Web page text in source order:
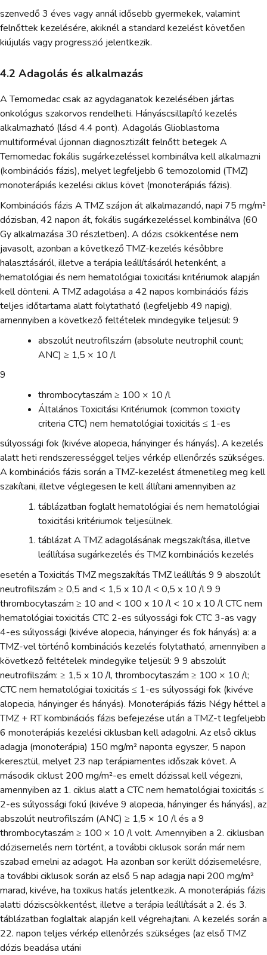
szenvedő 3 éves vagy annál idősebb gyermekek, valamint
felnőttek kezelésére, akiknél a standard kezelést követően
kiújulás vagy progresszió jelentkezik.
4.2 Adagolás és alkalmazás
A Temomedac csak az agydaganatok kezelésében jártas
onkológus szakorvos rendelheti. Hányáscsillapító kezelés
alkalmazható (lásd 4.4 pont). Adagolás Glioblastoma
multiforméval újonnan diagnosztizált felnőtt betegek A
Temomedac fokális sugárkezeléssel kombinálva kell alkalmazni
(kombinációs fázis), melyet legfeljebb 6 temozolomid (TMZ)
monoterápiás kezelési ciklus követ (monoterápiás fázis).
Kombinációs fázis A TMZ szájon át alkalmazandó, napi 75 mg/m²
dózisban, 42 napon át, fokális sugárkezeléssel kombinálva (60
Gy alkalmazása 30 részletben). A dózis csökkentése nem
javasolt, azonban a következő TMZ-kezelés későbbre
halasztásáról, illetve a terápia leállításáról hetenként, a
hematológiai és nem hematológiai toxicitási kritériumok alapján
kell dönteni. A TMZ adagolása a 42 napos kombinációs fázis
teljes időtartama alatt folytatható (legfeljebb 49 napig),
amennyiben a következő feltételek mindegyike teljesül: 9
abszolút neutrofilszám (absolute neutrophil count;
ANC) ≥ 1,5 × 10 /l
9
thrombocytaszám ≥ 100 × 10 /l
Általános Toxicitási Kritériumok (common toxicity
criteria CTC) nem hematológiai toxicitás ≤ 1-es
súlyossági fok (kivéve alopecia, hányinger és hányás). A kezelés
alatt heti rendszerességgel teljes vérkép ellenőrzés szükséges.
A kombinációs fázis során a TMZ-kezelést átmenetileg meg kell
szakítani, illetve véglegesen le kell állítani amennyiben az
táblázatban foglalt hematológiai és nem hematológiai
toxicitási kritériumok teljesülnek.
táblázat A TMZ adagolásának megszakítása, illetve
leállítása sugárkezelés és TMZ kombinációs kezelés
esetén a Toxicitás TMZ megszakítás TMZ leállítás 9 9 abszolút
neutrofilszám ≥ 0,5 and < 1,5 x 10 /l < 0,5 x 10 /l 9 9
thrombocytaszám ≥ 10 and < 100 x 10 /l < 10 x 10 /l CTC nem
hematológiai toxicitás CTC 2-es súlyossági fok CTC 3-as vagy
4-es súlyossági (kivéve alopecia, hányinger és fok hányás) a: a
TMZ-vel történő kombinációs kezelés folytatható, amennyiben a
következő feltételek mindegyike teljesül: 9 9 abszolút
neutrofilszám: ≥ 1,5 x 10 /l, thrombocytaszám ≥ 100 × 10 /l;
CTC nem hematológiai toxicitás ≤ 1-es súlyossági fok (kivéve
alopecia, hányinger és hányás). Monoterápiás fázis Négy héttel a
TMZ + RT kombinációs fázis befejezése után a TMZ-t legfeljebb
6 monoterápiás kezelési ciklusban kell adagolni. Az első ciklus
adagja (monoterápia) 150 mg/m² naponta egyszer, 5 napon
keresztül, melyet 23 nap terápiamentes időszak követ. A
második ciklust 200 mg/m²-es emelt dózissal kell végezni,
amennyiben az 1. ciklus alatt a CTC nem hematológiai toxicitás ≤
2-es súlyossági fokú (kivéve 9 alopecia, hányinger és hányás), az
abszolút neutrofilszám (ANC) ≥ 1,5 × 10 /l és a 9
thrombocytaszám ≥ 100 × 10 /l volt. Amennyiben a 2. ciklusban
dózisemelés nem történt, a további ciklusok során már nem
szabad emelni az adagot. Ha azonban sor került dózisemelésre,
a további ciklusok során az első 5 nap adagja napi 200 mg/m²
marad, kivéve, ha toxikus hatás jelentkezik. A monoterápiás fázis
alatti dóziscsökkentést, illetve a terápia leállítását a 2. és 3.
táblázatban foglaltak alapján kell végrehajtani. A kezelés során a
22. napon teljes vérkép ellenőrzés szükséges (az első TMZ
dózis beadása utáni